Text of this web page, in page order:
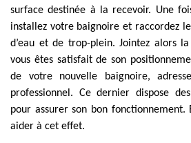
surface destinée à la recevoir. Une
installez votre baignoire et raccordez
d’eau et de trop-plein. Jointez alors
vous êtes satisfait de son
de votre nouvelle baignoire,
professionnel. Ce dernier dispose
pour assurer son bon fonctionnement.
aider à cet effet.